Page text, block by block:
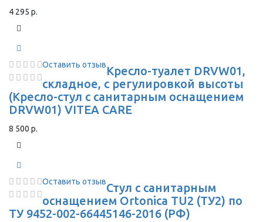
4 295 р.
Оставить отзывКресло-туалет DRVW01,
складное, с регулировкой высоты
(Кресло-стул с санитарным оснащением
DRVW01) VITEA CARE
8 500 р.
Оставить отзывСтул с санитарным
оснащением Ortonica TU2 (ТУ2) по
ТУ 9452-002-66445146-2016 (РФ)